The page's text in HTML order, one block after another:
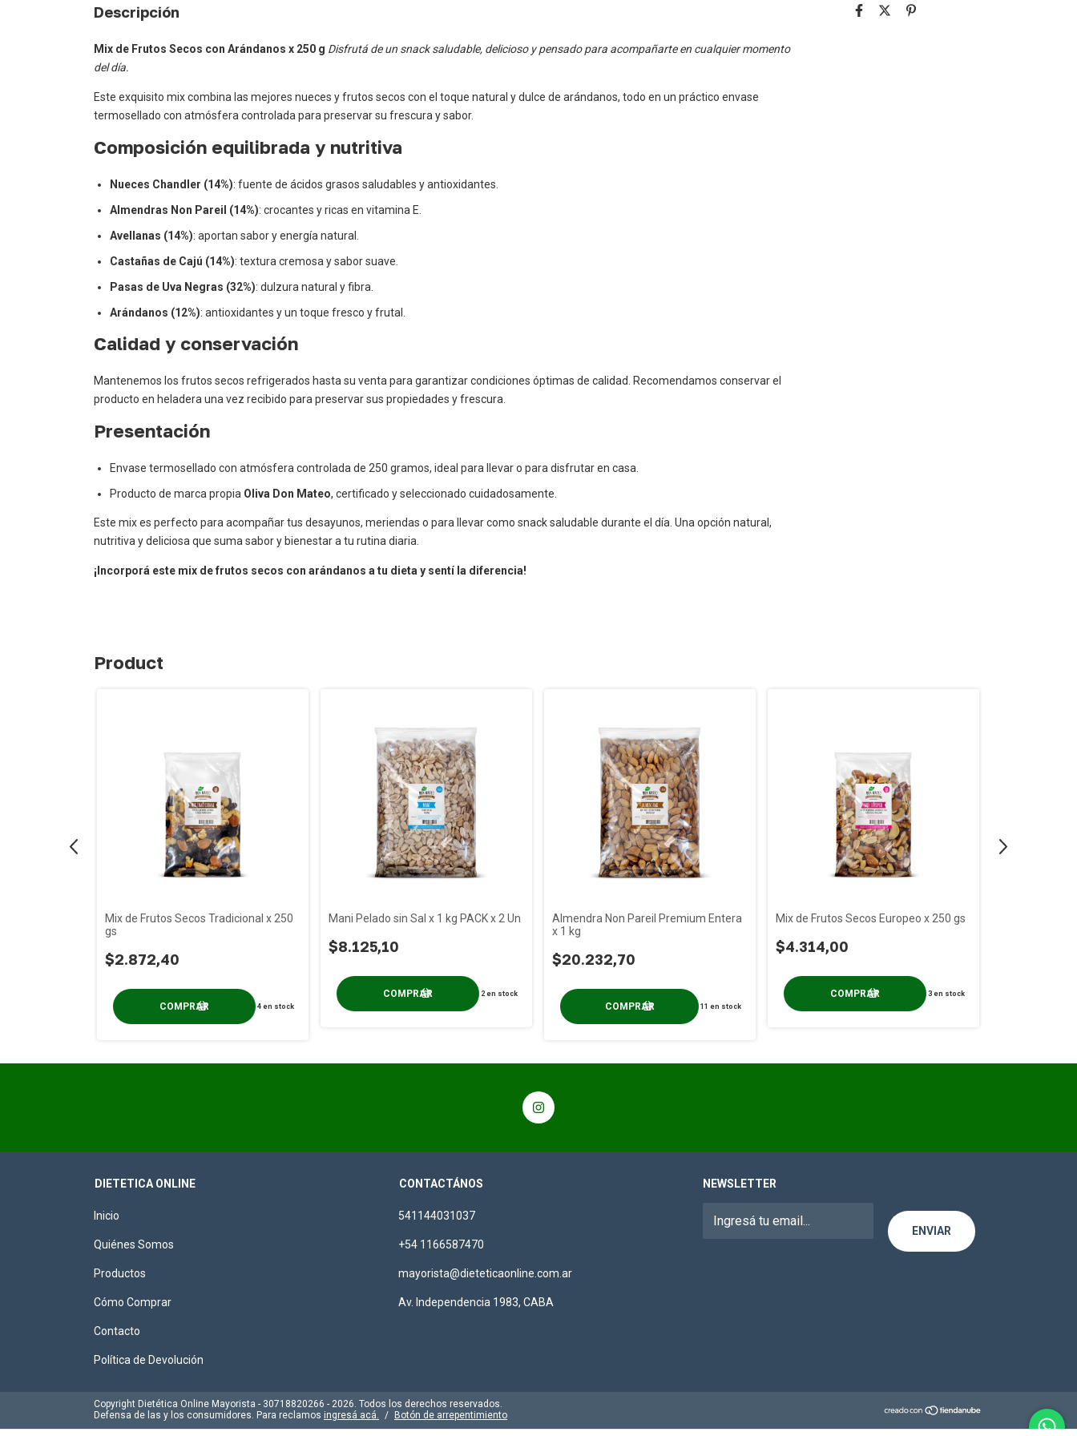
Descripción
Mix de Frutos Secos con Arándanos x 250 g Disfrutá de un snack saludable, delicioso y pensado para acompañarte en cualquier momento
del día.
Este exquisito mix combina las mejores nueces y frutos secos con el toque natural y dulce de arándanos, todo en un práctico envase
termosellado con atmósfera controlada para preservar su frescura y sabor.
Composición equilibrada y nutritiva
Nueces Chandler (14%): fuente de ácidos grasos saludables y antioxidantes.
Almendras Non Pareil (14%): crocantes y ricas en vitamina E.
Avellanas (14%): aportan sabor y energía natural.
Castañas de Cajú (14%): textura cremosa y sabor suave.
Pasas de Uva Negras (32%): dulzura natural y fibra.
Arándanos (12%): antioxidantes y un toque fresco y frutal.
Calidad y conservación
Mantenemos los frutos secos refrigerados hasta su venta para garantizar condiciones óptimas de calidad. Recomendamos conservar el
producto en heladera una vez recibido para preservar sus propiedades y frescura.
Presentación
Envase termosellado con atmósfera controlada de 250 gramos, ideal para llevar o para disfrutar en casa.
Producto de marca propia Oliva Don Mateo, certificado y seleccionado cuidadosamente.
Este mix es perfecto para acompañar tus desayunos, meriendas o para llevar como snack saludable durante el día. Una opción natural,
nutritiva y deliciosa que suma sabor y bienestar a tu rutina diaria.
¡Incorporá este mix de frutos secos con arándanos a tu dieta y sentí la diferencia!
Product
Mix de Frutos Secos Tradicional x 250
gs
$2.872,40
4en stock
Mani Pelado sin Sal x 1 kg PACK x 2 Un
$8.125,10
2en stock
Almendra Non Pareil Premium Entera
x 1 kg
$20.232,70
11 en stock
Mix de Frutos Secos Europeo x 250 gs
$4.314,00
3en stock
DIETETICA ONLINE
Inicio
Quiénes Somos
Productos
Cómo Comprar
Contacto
Política de Devolución
CONTACTÁNOS
541144031037
+54 1166587470
mayorista@dieteticaonline.com.ar
Av. Independencia 1983, CABA
NEWSLETTER
Copyright Dietética Online Mayorista - 30718820266 - 2026. Todos los derechos reservados.
Defensa de las y los consumidores. Para reclamos ingresá acá. / Botón de arrepentimiento